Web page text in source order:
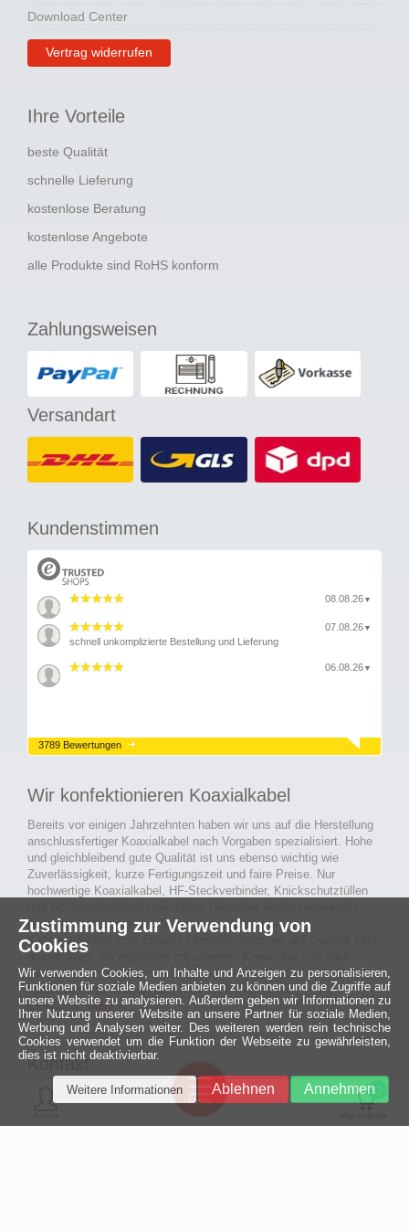
Download Center
Vertrag widerrufen
Ihre Vorteile
beste Qualität
schnelle Lieferung
kostenlose Beratung
kostenlose Angebote
alle Produkte sind RoHS konform
Zahlungsweisen
Versandart
Kundenstimmen
08.08.26 ▼
07.08.26 ▼
schnell unkomplizierte Bestellung und Lieferung
06.08.26 ▼
3789 Bewertungen
Wir konfektionieren Koaxialkabel
Bereits vor einigen Jahrzehnten haben wir uns auf die Herstellung
anschlussfertiger Koaxialkabel nach Vorgaben spezialisiert. Hohe
und gleichbleibend gute Qualität ist uns ebenso wichtig wie
Zuverlässigkeit, kurze Fertigungszeit und faire Preise. Nur
hochwertige Koaxialkabel, HF-Steckverbinder, Knickschutztüllen
Auch an Werkzeuge und Maschinen, die in unserer
Kabelkonfektion zum Einsatz kommen, legen wir auf Qualität sehr
großen Wert. So entstehen mit unserem Know-How und nach
passieren der Endkontrolle langlebige und qualitativ hochwertige
konfektionierte Koaxialkabel für viele Bereiche der
Elektronik.mehr ›
Kontakt
MCE Mauritz Electronics
0
Menü
Ein halbes
Jahrhundert
technologische
Zustimmung zur Verwendung von
Cookies
Wir verwenden Cookies, um Inhalte und Anzeigen zu personalisieren,
Funktionen für soziale Medien anbieten zu können und die Zugriffe auf
unsere Website zu analysieren. Außerdem geben wir Informationen zu
Ihrer Nutzung unserer Website an unsere Partner für soziale Medien,
Werbung und Analysen weiter. Des weiteren werden rein technische
Cookies verwendet um die Funktion der Webseite zu gewährleisten,
dies ist nicht deaktivierbar.
Annehmen
Ablehnen
Weitere Informationen